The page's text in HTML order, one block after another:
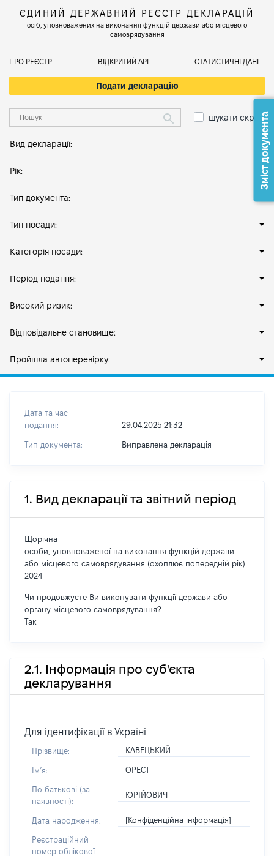
ЄДИНИЙ ДЕРЖАВНИЙ РЕЄСТР ДЕКЛАРАЦІЙ
осіб, уповноважених на виконання функцій держави або місцевого
самоврядування
ПРО РЕЄСТР ВІДКРИТИЙ АРІ СТАТИСТИЧНІ ДАНІ
Подати декларацію
шукати скрізь
Вид декларації:
Рік:
Тип документа:
Тип посади:
Категорія посади:
Період подання:
Високий ризик:
Відповідальне становище:
Пройшла автоперевірку:
Дата та час
подання:
29.04.2025 21:32
Тип документа: Виправлена декларація
1. Вид декларації та звітний період
Щорічна
особи, уповноваженої на виконання функцій держави
або місцевого самоврядування (охоплює попередній рік)
2024
Чи продовжуєте Ви виконувати функції держави або
органу місцевого самоврядування?
Так
2.1. Інформація про суб'єкта
декларування
Для ідентифікації в Україні
Прізвище: КАВЕЦЬКИЙ
Імʼя: ОРЕСТ
По батькові (за
наявності):
ЮРІЙОВИЧ
Дата народження: [Конфіденційна інформація]
Реєстраційний
номер облікової
Зміст документа